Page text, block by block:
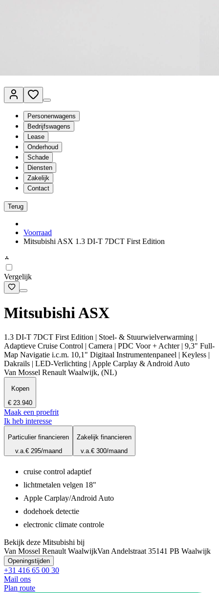
Personenwagens
Bedrijfswagens
Lease
Onderhoud
Schade
Diensten
Zakelijk
Contact
Terug
Voorraad
Mitsubishi ASX 1.3 DI-T 7DCT First Edition
Vergelijk
Mitsubishi ASX
1.3 DI-T 7DCT First Edition | Stoel- & Stuurwielverwarming |
Adaptieve Cruise Control | Camera | PDC Voor + Achter | 9,3" Full-
Map Navigatie i.c.m. 10,1" Digitaal Instrumentenpaneel | Keyless |
Dakrails | LED-Verlichting | Apple Carplay & Android Auto
Van Mossel Renault Waalwijk, (NL)
Kopen
€ 23.940
Maak een proefrit
Ik heb interesse
Particulier financieren
v.a.€ 295/maand
Zakelijk financieren
v.a.€ 300/maand
cruise control adaptief
lichtmetalen velgen 18"
Apple Carplay/Android Auto
dodehoek detectie
electronic climate controle
Bekijk deze Mitsubishi bij
Van Mossel Renault WaalwijkVan Andelstraat 35141 PB Waalwijk
Openingstijden
+31 416 65 00 30
Mail ons
Plan route